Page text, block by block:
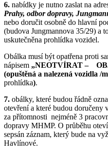
6. nabídky je nutno zaslat na
Prahy, odbor dopravy,
nebo doručit osobně do hlavní
(budova Jungmannova 35/29) a
uskutečněna prohlídka vozidel.
Obálka musí být opatřena proti
nápisem „NEOTVÍRAT –
(opuštěná a nalezená vozidla /
prohlídka).
7. obálky, které budou řádně
otevření a které budou doručeny
za přítomnosti nejméně 3
dopravy MHMP. O průběhu
sepsán záznam, který bude na
Havlínové.